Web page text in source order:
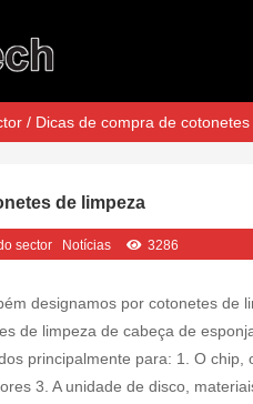
/ Dicas de compra de cotonetes
de limpeza
sector Notícias 3286
designamos por cotonetes de
de limpeza de cabeça de
principalmente para: 1. O
3. A unidade de disco,